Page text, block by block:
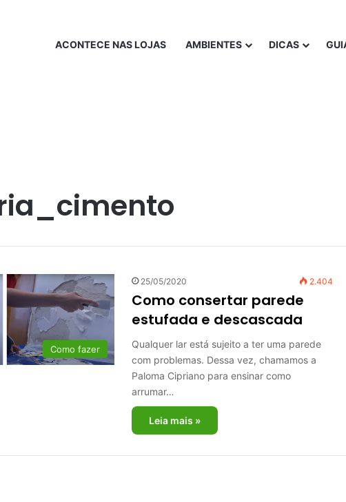
ACONTECE NAS LOJAS AMBIENTES DICAS
Como fazer
25/05/2020 2.404
Como consertar parede
estufada e descascada
Qualquer lar está sujeito a ter uma parede
com problemas. Dessa vez, chamamos a
Paloma Cipriano para ensinar como
arrumar…
Leia mais »